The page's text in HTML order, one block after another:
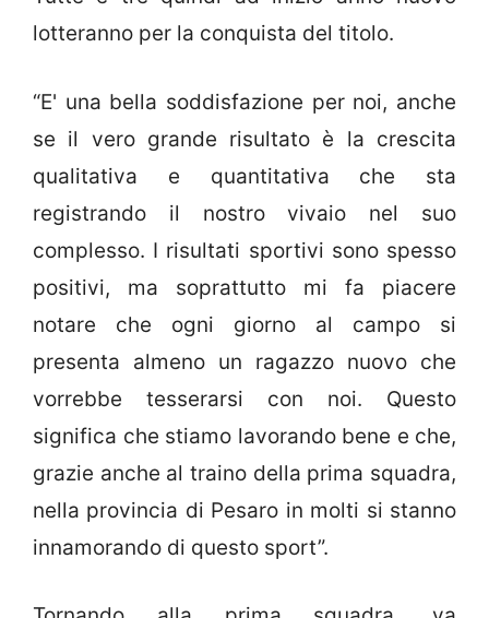
lotteranno per la conquista del titolo.
“E' una bella soddisfazione per noi, anche
se il vero grande risultato è la crescita
qualitativa e quantitativa che sta
registrando il nostro vivaio nel suo
complesso. I risultati sportivi sono spesso
positivi, ma soprattutto mi fa piacere
notare che ogni giorno al campo si
presenta almeno un ragazzo nuovo che
vorrebbe tesserarsi con noi. Questo
significa che stiamo lavorando bene e che,
grazie anche al traino della prima squadra,
nella provincia di Pesaro in molti si stanno
innamorando di questo sport”.